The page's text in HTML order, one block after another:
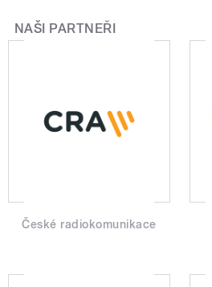
NAŠI PARTNEŘI
České radiokomunikace